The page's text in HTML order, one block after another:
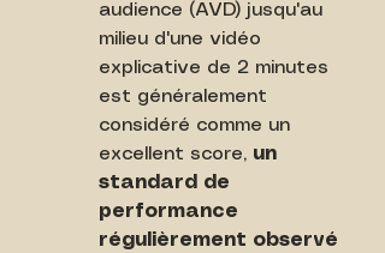
audience (AVD) jusqu'au
milieu d'une vidéo
explicative de 2 minutes
est généralement
considéré comme un
excellent score, un
standard de
performance
régulièrement observé